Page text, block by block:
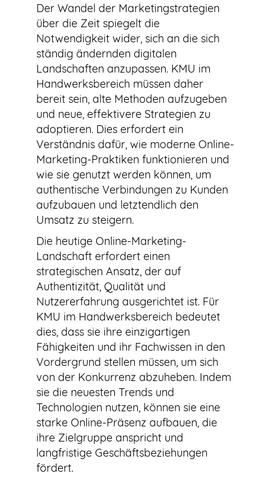
Der Wandel der Marketingstrategien
über die Zeit spiegelt die
Notwendigkeit wider, sich an die sich
ständig ändernden digitalen
Landschaften anzupassen. KMU im
Handwerksbereich müssen daher
bereit sein, alte Methoden aufzugeben
und neue, effektivere Strategien zu
adoptieren. Dies erfordert ein
Verständnis dafür, wie moderne Online-
Marketing-Praktiken funktionieren und
wie sie genutzt werden können, um
authentische Verbindungen zu Kunden
aufzubauen und letztendlich den
Umsatz zu steigern.
Die heutige Online-Marketing-
Landschaft erfordert einen
strategischen Ansatz, der auf
Authentizität, Qualität und
Nutzererfahrung ausgerichtet ist. Für
KMU im Handwerksbereich bedeutet
dies, dass sie ihre einzigartigen
Fähigkeiten und ihr Fachwissen in den
Vordergrund stellen müssen, um sich
von der Konkurrenz abzuheben. Indem
sie die neuesten Trends und
Technologien nutzen, können sie eine
starke Online-Präsenz aufbauen, die
ihre Zielgruppe anspricht und
langfristige Geschäftsbeziehungen
fördert.